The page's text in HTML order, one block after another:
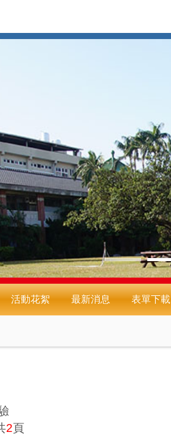
活動花絮 最新消息 表單下載
2頁